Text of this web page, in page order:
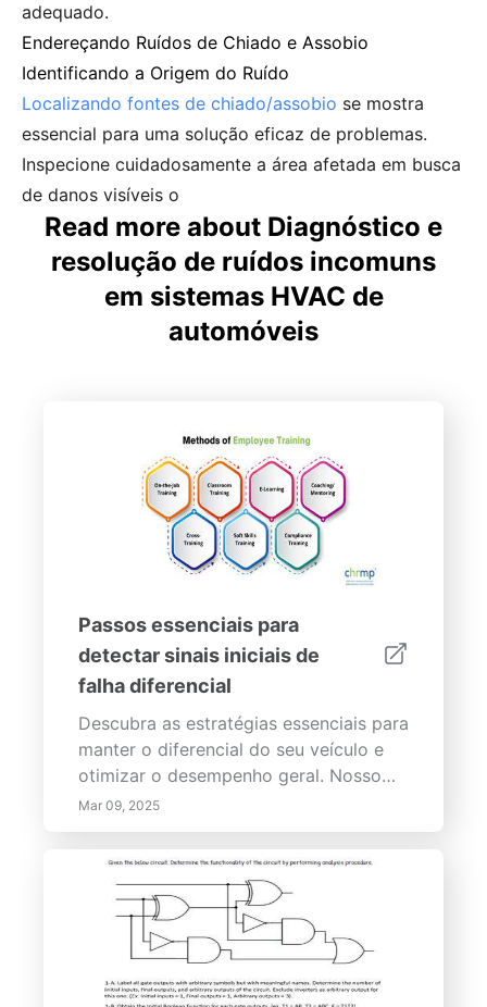
adequado.
Endereçando Ruídos de Chiado e Assobio
Identificando a Origem do Ruído
Localizando fontes de chiado/assobio se mostra
essencial para uma solução eficaz de problemas.
Inspecione cuidadosamente a área afetada em busca
de danos visíveis o
Read more about Diagnóstico e
resolução de ruídos incomuns
em sistemas HVAC de
automóveis
Passos essenciais para
detectar sinais iniciais de
falha diferencial
Descubra as estratégias essenciais para
manter o diferencial do seu veículo e
otimizar o desempenho geral. Nosso
artigo detalhado aborda técnicas de
inspeção regular, a importância da
manutenção de fluidos, o papel dos
diagnósticos e a análise do desgaste
dos pneus. Aprenda a reconhecer os
sinais iniciais de problemas no
diferencial, a implementar uma
monitorização eficaz de vibrações e
Mar 09, 2025